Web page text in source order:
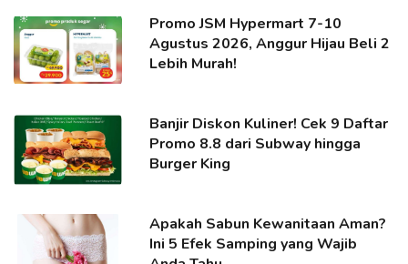
Promo JSM Hypermart 7-10
Agustus 2026, Anggur Hijau Beli 2
Lebih Murah!
Banjir Diskon Kuliner! Cek 9 Daftar
Promo 8.8 dari Subway hingga
Burger King
Apakah Sabun Kewanitaan Aman?
Ini 5 Efek Samping yang Wajib